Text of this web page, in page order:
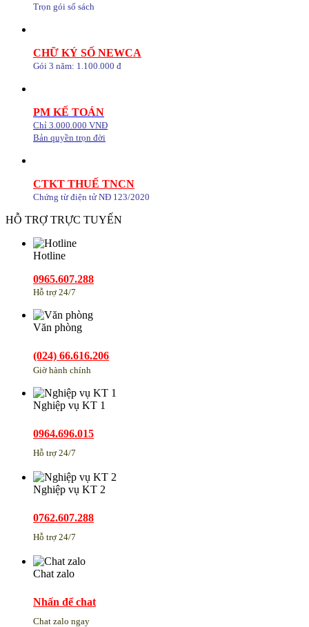
Trọn gói sổ sách
CHỮ KÝ SỐ NEWCA
Gói 3 năm: 1.100.000 đ
PM KẾ TOÁN
Chỉ 3.000.000 VNĐ
Bản quyền trọn đời
CTKT THUẾ TNCN
Chứng từ điện tử NĐ 123/2020
HỖ TRỢ TRỰC TUYẾN
Hotline
0965.607.288
Hỗ trợ 24/7
Văn phòng
(024) 66.616.206
Giờ hành chính
Nghiệp vụ KT 1
0964.696.015
Hỗ trợ 24/7
Nghiệp vụ KT 2
0762.607.288
Hỗ trợ 24/7
Chat zalo
Nhấn để chat
Chat zalo ngay